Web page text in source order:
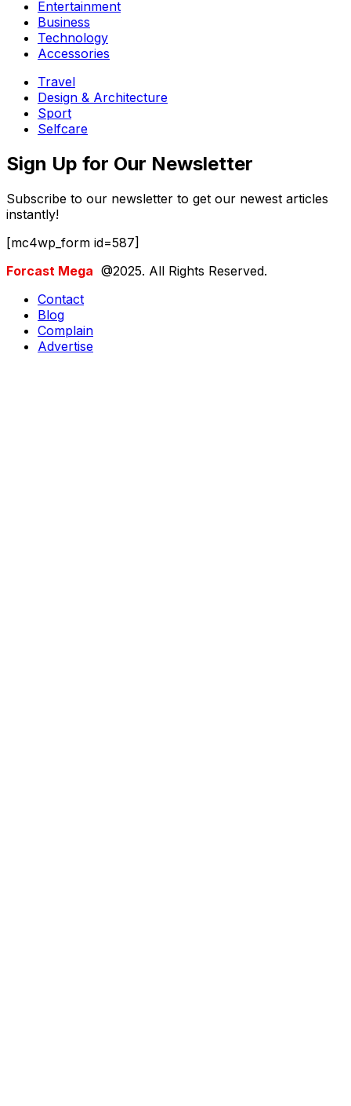
Entertainment
Business
Technology
Accessories
Travel
Design & Architecture
Sport
Selfcare
Sign Up for Our Newsletter
Subscribe to our newsletter to get our newest articles
instantly!
[mc4wp_form id=587]
Forcast Mega @2025. All Rights Reserved.
Contact
Blog
Complain
Advertise